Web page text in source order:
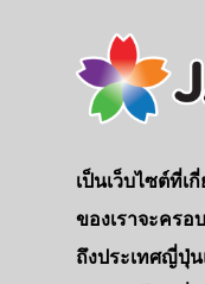
เป็นเว็บไซต์ที่เ
ของเราจะครอ
ถึงประเทศญี่ปุ่